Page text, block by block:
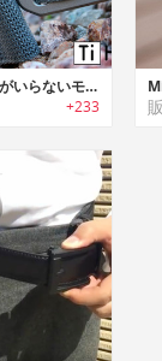
Ti Hook｜調整の手間がいらないモジュール式ストラップ/バックル搭載EDCベルト「Tiフック」
+233